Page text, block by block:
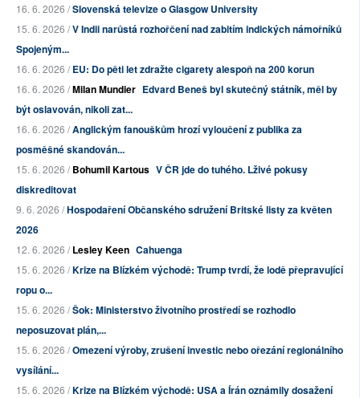
16. 6. 2026 /Slovenská televize o Glasgow University
15. 6. 2026 /V Indii narůstá rozhořčení nad zabitím indických námořníků
Spojeným...
16. 6. 2026 /EU: Do pěti let zdražte cigarety alespoň na 200 korun
16. 6. 2026 /Milan Mundier Edvard Beneš byl skutečný státník, měl by
být oslavován, nikoli zat...
16. 6. 2026 /Anglickým fanouškům hrozí vyloučení z publika za
posměšné skandován...
15. 6. 2026 /Bohumil Kartous V ČR jde do tuhého. Lživé pokusy
diskreditovat
9. 6. 2026 /Hospodaření Občanského sdružení Britské listy za květen
2026
12. 6. 2026 /Lesley Keen Cahuenga
15. 6. 2026 /Krize na Blízkém východě: Trump tvrdí, že lodě přepravující
ropu o...
15. 6. 2026 /Šok: Ministerstvo životního prostředí se rozhodlo
neposuzovat plán,...
15. 6. 2026 /Omezení výroby, zrušení investic nebo ořezání regionálního
vysílání...
15. 6. 2026 /Krize na Blízkém východě: USA a Írán oznámily dosažení